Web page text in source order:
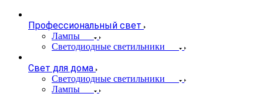
Профессиональный свет
Лампы
Светодиодные светильники
Свет для дома
Светодиодные светильники
Лампы